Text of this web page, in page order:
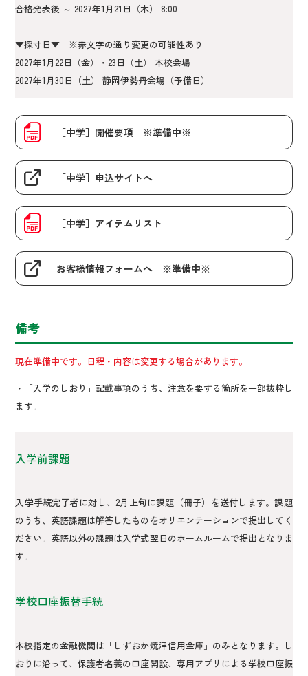
合格発表後 ～ 2027年1月21日（木） 8:00
▼採寸日▼ ※赤文字の通り変更の可能性あり
2027年1月22日（金）・23日（土） 本校会場
2027年1月30日（土） 静岡伊勢丹会場（予備日）
［中学］開催要項 ※準備中※
［中学］申込サイトへ
［中学］アイテムリスト
お客様情報フォームへ ※準備中※
備考
現在準備中です。日程・内容は変更する場合があります。
・「入学のしおり」記載事項のうち、注意を要する箇所を一部抜粋し
ます。
入学前課題
入学手続完了者に対し、2月上旬に課題（冊子）を送付します。課題
のうち、英語課題は解答したものをオリエンテーションで提出してく
ださい。英語以外の課題は入学式翌日のホームルームで提出となりま
す。
学校口座振替手続
本校指定の金融機関は「しずおか焼津信用金庫」のみとなります。し
おりに沿って、保護者名義の口座開設、専用アプリによる学校口座振